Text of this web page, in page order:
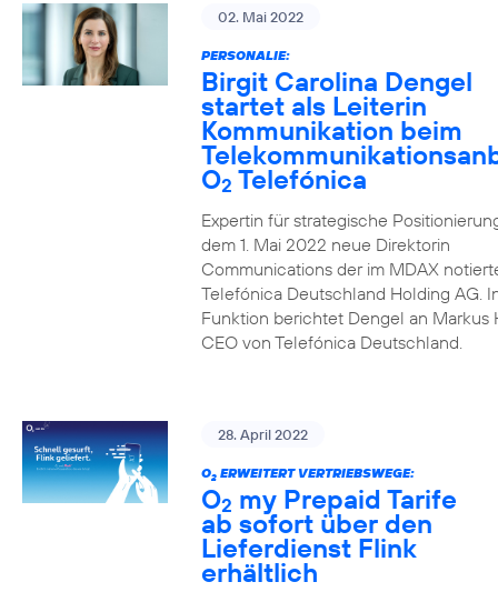
02. Mai 2022
PERSONALIE:
Birgit Carolina Dengel
startet als Leiterin
Kommunikation beim
O2 Telefónica
Expertin für strategische
dem 1. Mai 2022 neue Direktorin
Communications der im MDAX
Telefónica Deutschland Holding AG.
Funktion berichtet Dengel an Markus
CEO von Telefónica Deutschland.
28. April 2022
O2ERWEITERT VERTRIEBSWEGE:
O2 my Prepaid Tarife
ab sofort über den
Lieferdienst Flink
erhältlich